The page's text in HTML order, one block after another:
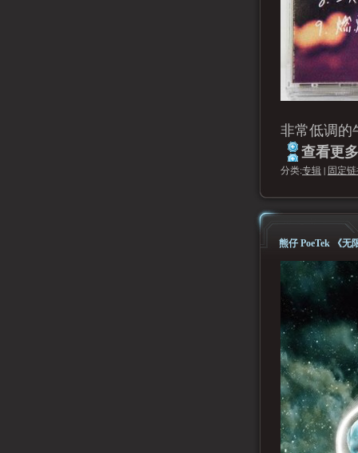
非常低调
查看更
分类:专辑| 固定
熊仔 PoeTek 《无